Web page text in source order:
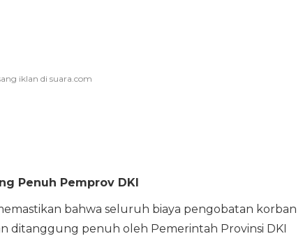
Penuh Pemprov DKI
bahwa seluruh biaya pengobatan korban
ditanggung penuh oleh Pemerintah Provinsi DKI